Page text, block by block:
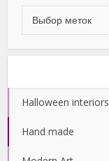
Halloween interiors
Hand made